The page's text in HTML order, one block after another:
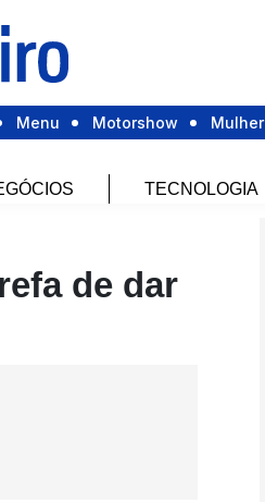
Menu Motorshow Mulher
TECNOLOGIA
de dar